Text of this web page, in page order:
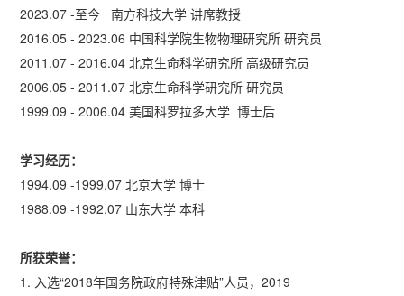
2023.07 -至今 南方科技大学 讲席教授
2016.05 - 2023.06 中国科学院生物物理研究所 研究员
2011.07 - 2016.04 北京生命科学研究所 高级研究员
2006.05 - 2011.07 北京生命科学研究所 研究员
1999.09 - 2006.04 美国科罗拉多大学 博士后
学习经历：
1994.09 -1999.07 北京大学 博士
1988.09 -1992.07 山东大学 本科
所获荣誉：
1. 入选“2018年国务院政府特殊津贴”人员，2019